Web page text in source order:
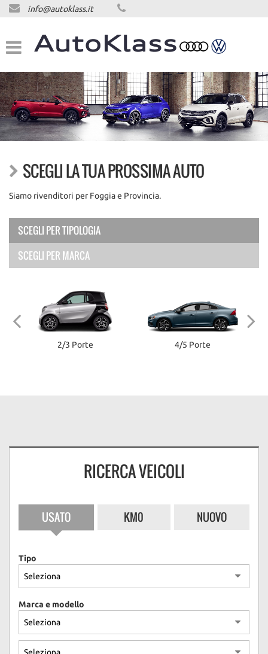
HOME
LISTA VEICOLI
ACQUISTIAMO USATO
ASSISTENZA
NEWS
NEWS
AREA COMMERCIANTI
info@autoklass.it
SCEGLI LA TUA PROSSIMA AUTO
Siamo rivenditori per Foggia e Provincia.
SCEGLI PER TIPOLOGIA
SCEGLI PER MARCA
2/3 Porte 4/5 Porte
RICERCA VEICOLI
USATO KM0 NUOVO
Tipo
Marca e modello